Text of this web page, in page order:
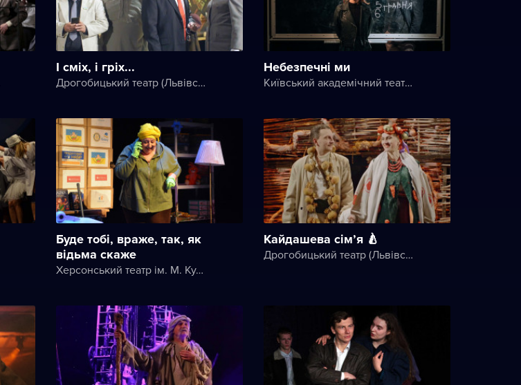
І сміх, і гріх...
Дрогобицький театр (Львівський академічний обласний музично-драматичний театр імені Юрія Дрогобича)
Небезпечні ми
Київський академічний театр на Печерську
Буде тобі, враже, так, як
відьма скаже
Херсонський театр ім. М. Куліша
Кайдашева сім’я 🍐
Дрогобицький театр (Львівський академічний обласний музично-драматичний театр імені Юрія Дрогобича)